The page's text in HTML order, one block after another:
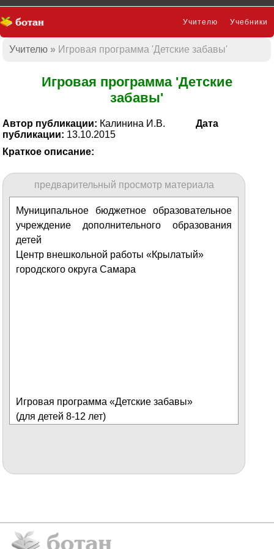
Учебники
Учителю
Презентации
Учителю Игровая программа 'Детские забавы'
Игровая программа 'Детские
забавы'
Автор публикации: Калинина И.В.
Дата
публикации: 13.10.2015
Краткое описание:
предварительный просмотр материала
Муниципальное бюджетное образовательное
учреждение дополнительного образования
детей
Центр внешкольной работы «Крылатый»
городского округа Самара
Игровая программа «Детские забавы»
(для детей 8-12 лет)
Автор: Калинина Ирина Васильевна,